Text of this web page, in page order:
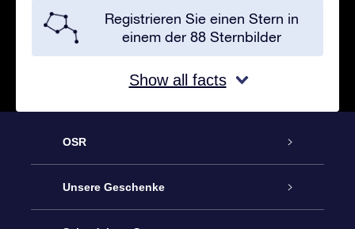
Registrieren Sie einen Stern in
einem der 88 Sternbilder
Show all facts
OSR
Service
Unsere Geschenke